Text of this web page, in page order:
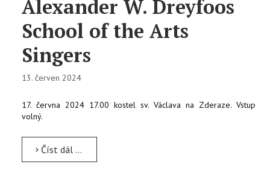
Alexander W. Dreyfoos
School of the Arts
Singers
13. červen 2024
17. června 2024 17.00 kostel sv. Václava na Zderaze. Vstup
volný.
Číst dál …